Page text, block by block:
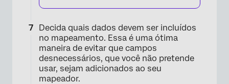
Decida quais dados devem ser incluídos
no mapeamento. Essa é uma ótima
maneira de evitar que campos
desnecessários, que você não pretende
usar, sejam adicionados ao seu
mapeador.